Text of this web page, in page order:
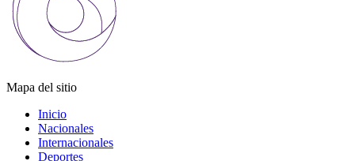
Mapa del sitio
Inicio
Nacionales
Internacionales
Deportes